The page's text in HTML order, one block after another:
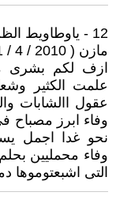
12 - ياوطاويط الظلام
مازن ( 2010 / 4 / 1 - 23:50 )
ازف لكم بشرى
علمت الكثير
عقول االشابات
وفاء ابرز مصباح
نحو غدا اجمل
وفاء محمليين
التى اشبعتوموها